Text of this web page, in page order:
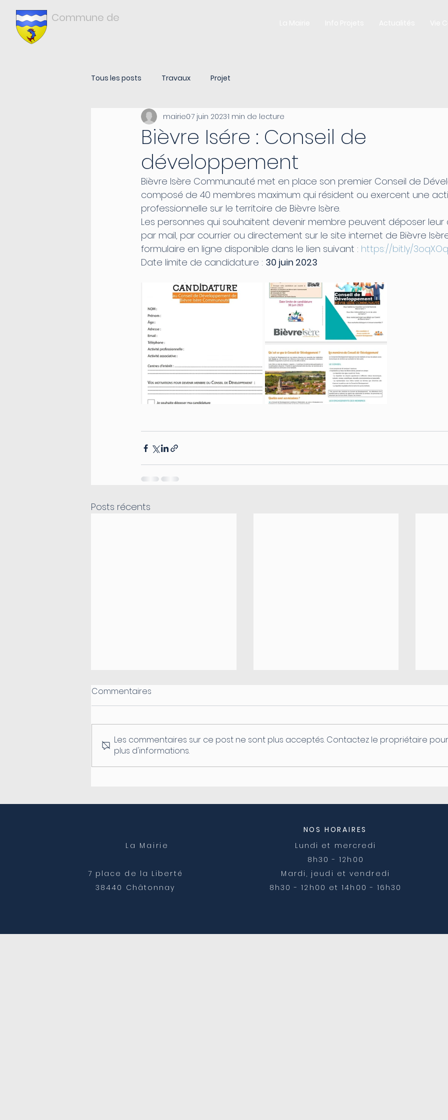
Commune de
Tous les posts Travaux Projet
Bièvre Isére : Conseil de
développement
mairie07 juin 20231 min de lecture
Bièvre Isère Communauté met en place son premier Conseil de
composé de 40 membres maximum qui résident ou exercent une
professionnelle sur le territoire de Bièvre Isère.
Les personnes qui souhaitent devenir membre peuvent déposer
par mail, par courrier ou directement sur le site internet de Bièvre
formulaire en ligne disponible dans le lien suivant : https://bit.ly/
Date limite de candidature : 30 juin 2023
Posts récents
Fermeture du secrétariat
Coupure d'électricité le
Commentaires
Les commentaires sur ce post ne sont plus acceptés. Contactez le propriétaire pour
plus d'informations.
La Mairie
7 place de la Liberté
38440 Châtonnay
NOS HORAIRES
Lundi et mercredi
8h30 - 12h00
Mardi, jeudi et vendredi
8h30 - 12h00 et 14h00 - 16h30